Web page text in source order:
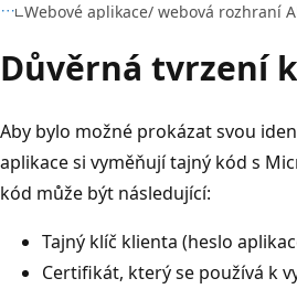
Webové aplikace/ webová rozhraní
Důvěrná tvrzení
Aby bylo možné prokázat svou
aplikace si vyměňují tajný kód s
kód může být následující:
Tajný klíč klienta (heslo
Certifikát, který se používá k